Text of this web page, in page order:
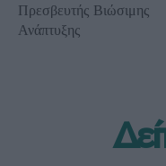
Πρεσβευτής Βιώσιμης
Ανάπτυξης